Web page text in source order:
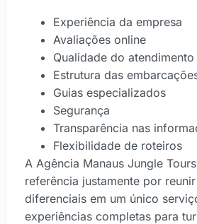
Experiência da empresa
Avaliações online
Qualidade do atendimento
Estrutura das
Guias especializados
Segurança
Transparência nas
Flexibilidade de roteiros
A Agência Manaus Jungle
referência justamente por
diferenciais em um único
experiências completas para